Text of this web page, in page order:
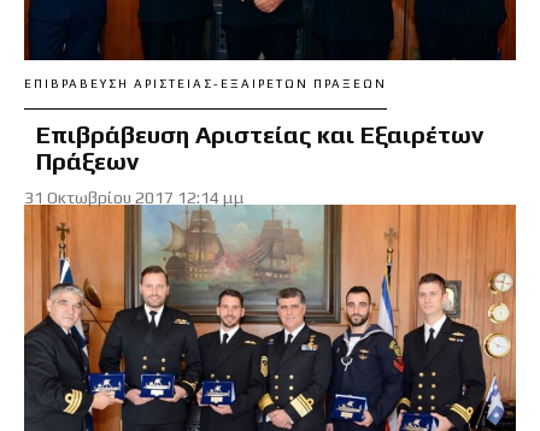
ΕΠΙΒΡΆΒΕΥΣΗ ΑΡΙΣΤΕΊΑΣ-ΕΞΑΊΡΕΤΩΝ ΠΡΆΞΕΩΝ
Επιβράβευση Αριστείας και Εξαιρέτων
Πράξεων
31 Οκτωβρίου 2017 12:14 μμ